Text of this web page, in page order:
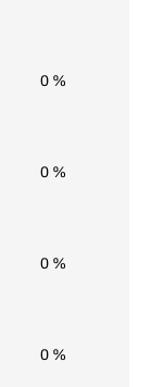
0 %
0 %
0 %
0 %